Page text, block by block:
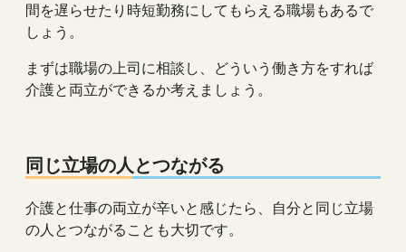
間を遅らせたり時短勤務にしてもらえる職場もあるで
しょう。
まずは職場の上司に相談し、どういう働き方をすれば
介護と両立ができるか考えましょう。
同じ立場の人とつながる
介護と仕事の両立が辛いと感じたら、自分と同じ立場
の人とつながることも大切です。